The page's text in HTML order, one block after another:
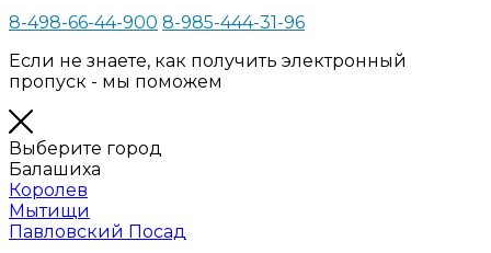
8-498-66-44-900 8-985-444-31-96
Если не знаете, как получить электронный
пропуск - мы поможем
Выберите город
Балашиха
Королев
Мытищи
Павловский Посад